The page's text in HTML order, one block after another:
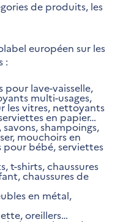
de produits, les
européen sur les
:
pour lave-vaisselle,
multi-usages,
les vitres, nettoyants
en papier…
savons, shampoings,
mouchoirs en
bébé, serviettes
t-shirts, chaussures
chaussures de
en métal,
oreillers…